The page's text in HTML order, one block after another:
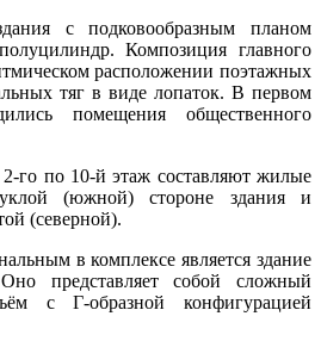
с подковообразным планом
Композиция главного
расположении поэтажных
тяг в виде лопаток. В первом
помещения общественного
го по 10-й этаж составляют жилые
(южной) стороне здания и
(северной).
в комплексе является здание
представляет собой сложный
с Г-образной конфигурацией